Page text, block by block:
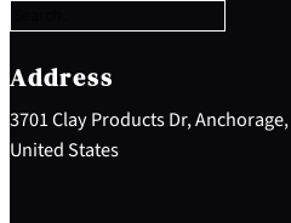
c
h
Address
3701 Clay Products Dr,
United States